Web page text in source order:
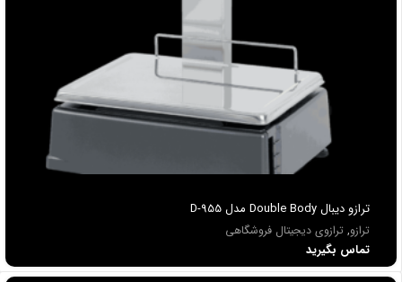
ترازو ديبال Double Body مدل D-955
ترازو, ترازوی دیجیتال فروشگاهی
تماس بگیرید